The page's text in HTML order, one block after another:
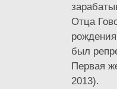
Отца
был
Первая
2013).